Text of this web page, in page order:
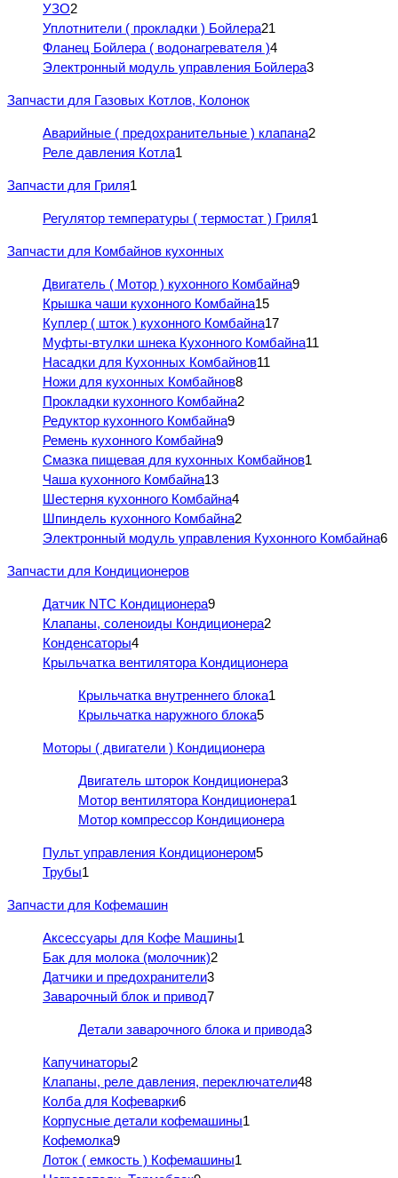
УЗО2
Уплотнители ( прокладки ) Бойлера21
Фланец Бойлера ( водонагревателя )4
Электронный модуль управления Бойлера3
Запчасти для Газовых Котлов, Колонок
Аварийные ( предохранительные ) клапана2
Реле давления Котла1
Запчасти для Гриля1
Регулятор температуры ( термостат ) Гриля1
Запчасти для Комбайнов кухонных
Двигатель ( Мотор ) кухонного Комбайна9
Крышка чаши кухонного Комбайна15
Куплер ( шток ) кухонного Комбайна17
Муфты-втулки шнека Кухонного Комбайна11
Насадки для Кухонных Комбайнов11
Ножи для кухонных Комбайнов8
Прокладки кухонного Комбайна2
Редуктор кухонного Комбайна9
Ремень кухонного Комбайна9
Смазка пищевая для кухонных Комбайнов1
Чаша кухонного Комбайна13
Шестерня кухонного Комбайна4
Шпиндель кухонного Комбайна2
Электронный модуль управления Кухонного Комбайна6
Запчасти для Кондиционеров
Датчик NTC Кондиционера9
Клапаны, соленоиды Кондиционера2
Конденсаторы4
Крыльчатка вентилятора Кондиционера
Крыльчатка внутреннего блока1
Крыльчатка наружного блока5
Моторы ( двигатели ) Кондиционера
Двигатель шторок Кондиционера3
Мотор вентилятора Кондиционера1
Мотор компрессор Кондиционера
Пульт управления Кондиционером5
Трубы1
Запчасти для Кофемашин
Аксессуары для Кофе Машины1
Бак для молока (молочник)2
Датчики и предохранители3
Заварочный блок и привод7
Детали заварочного блока и привода3
Капучинаторы2
Клапаны, реле давления, переключатели48
Колба для Кофеварки6
Корпусные детали кофемашины1
Кофемолка9
Лоток ( емкость ) Кофемашины1